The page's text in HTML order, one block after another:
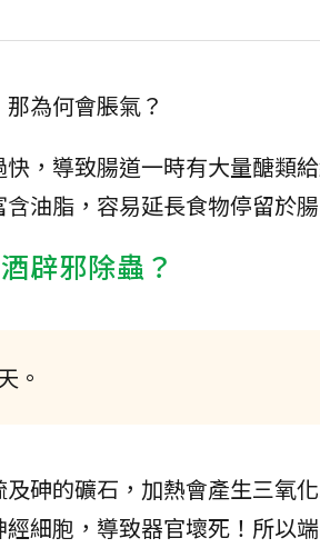
為何會脹氣？
，導致腸道一時有大量醣類
油脂，容易延長食物停留於
辟邪除蟲？
。
砷的礦石，加熱會產生三氧
細胞，導致器官壞死！所以